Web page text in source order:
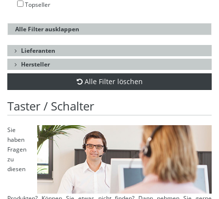
Topseller
Alle Filter ausklappen
Lieferanten
Hersteller
Alle Filter löschen
Taster / Schalter
Sie
haben
Fragen
zu
diesen